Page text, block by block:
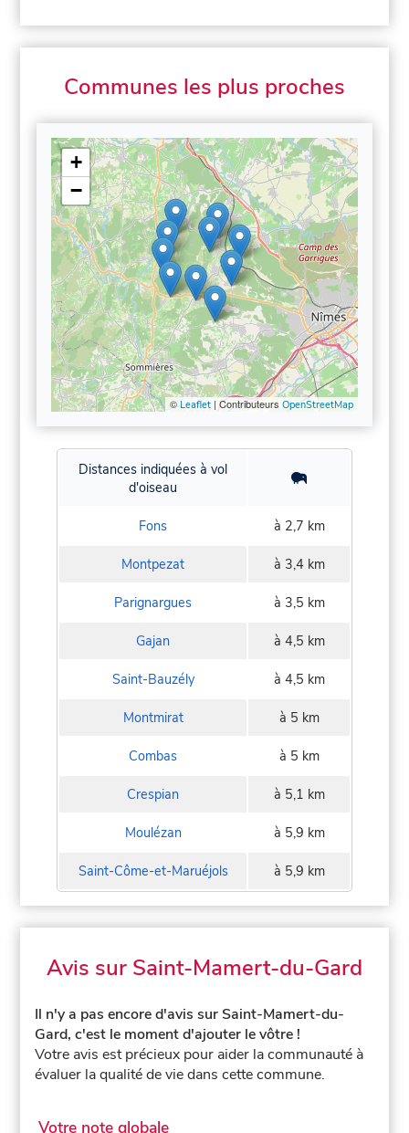
Communes les plus proches
+
−
© Leaflet| Contributeurs OpenStreetMap
Distances indiquées à vol
d'oiseau
Fons à 2,7 km
Montpezat à 3,4 km
Parignargues à 3,5 km
Gajan à 4,5 km
Saint-Bauzély à 4,5 km
Montmirat à 5 km
Combas à 5 km
Crespian à 5,1 km
Moulézan à 5,9 km
Saint-Côme-et-Maruéjols à 5,9 km
Avis sur Saint-Mamert-du-Gard
Il n'y a pas encore d'avis sur Saint-Mamert-du-
Gard, c'est le moment d'ajouter le vôtre !
Votre avis est précieux pour aider la communauté à
évaluer la qualité de vie dans cette commune.
Votre note globale